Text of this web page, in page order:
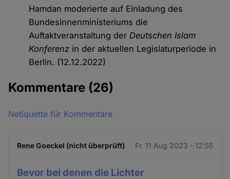
Hamdan moderierte auf Einladung des
Bundesinnenministeriums die
Auftaktveranstaltung der Deutschen Islam
Konferenz in der aktuellen Legislaturperiode in
Berlin. (12.12.2022)
Kommentare (26)
Netiquette für Kommentare
Rene Goeckel (nicht überprüft) Fr. 11 Aug 2023 - 12:55
Bevor bei denen die Lichter